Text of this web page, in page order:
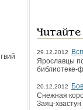
29.12.2012
Ярославцы
библиотеке-
20.12.2012
Снежная
Заяц-